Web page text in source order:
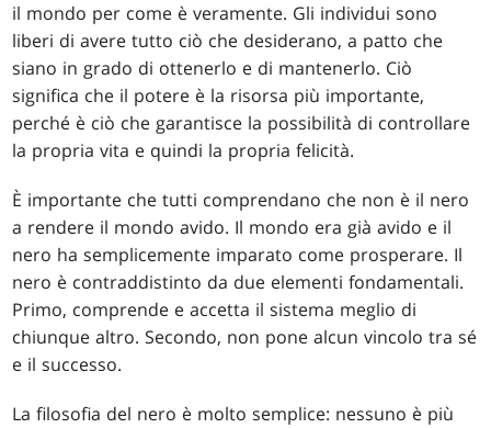
il mondo per come è veramente. Gli individui sono
liberi di avere tutto ciò che desiderano, a patto che
siano in grado di ottenerlo e di mantenerlo. Ciò
significa che il potere è la risorsa più importante,
perché è ciò che garantisce la possibilità di controllare
la propria vita e quindi la propria felicità.
È importante che tutti comprendano che non è il nero
a rendere il mondo avido. Il mondo era già avido e il
nero ha semplicemente imparato come prosperare. Il
nero è contraddistinto da due elementi fondamentali.
Primo, comprende e accetta il sistema meglio di
chiunque altro. Secondo, non pone alcun vincolo tra sé
e il successo.
La filosofia del nero è molto semplice: nessuno è più